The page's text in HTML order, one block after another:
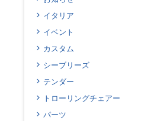
イタリア
イベント
カスタム
シーブリーズ
テンダー
トローリングチェアー
パーツ